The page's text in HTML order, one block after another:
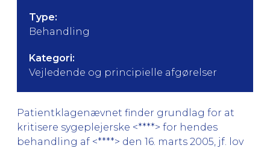
Type:
Behandling
Kategori:
Vejledende og principielle afgørelser
Patientklagenævnet finder grundlag for at
kritisere sygeplejerske <****> for hendes
behandling af <****> den 16. marts 2005, jf. lov